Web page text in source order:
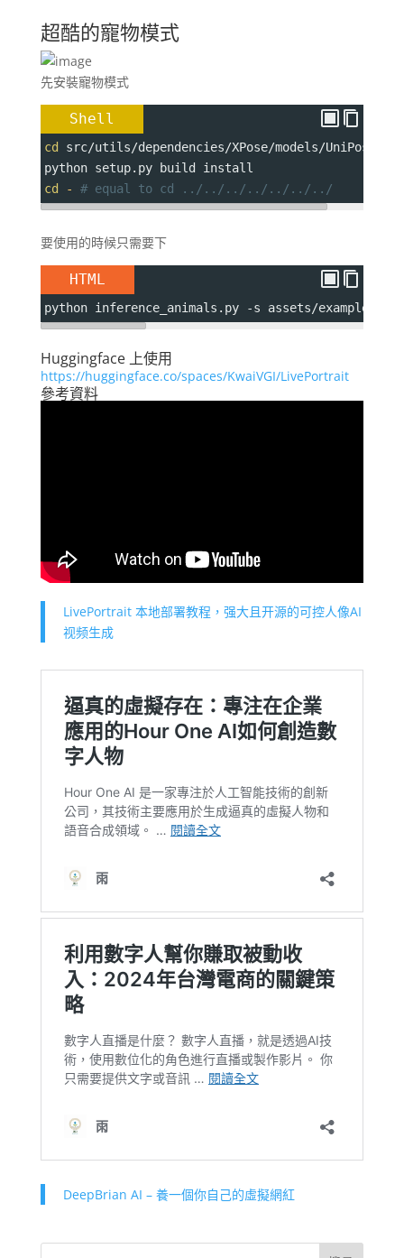
超酷的寵物模式
先安裝寵物模式
Shell
cd
src/utils/dependencies/XPose/models/UniPose/ops
python setup.py build install
cd
- # equal to cd ../../../../../../../
要使用的時候只需要下
HTML
python inference_animals.py -s assets/
Huggingface 上使用
https://huggingface.co/spaces/KwaiVGI/LivePortrait
參考資料
LivePortrait 本地部署教程，强大且开源的可控人像AI
视频生成
DeepBrian AI – 養一個你自己的虛擬網紅